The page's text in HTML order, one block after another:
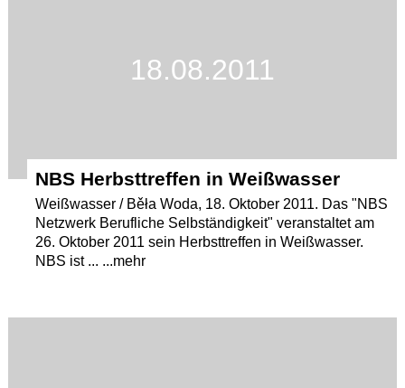
18.08.2011
NBS Herbsttreffen in Weißwasser
Weißwasser / Běła Woda, 18. Oktober 2011. Das "NBS
Netzwerk Berufliche Selbständigkeit" veranstaltet am
26. Oktober 2011 sein Herbsttreffen in Weißwasser.
NBS ist ... ...mehr